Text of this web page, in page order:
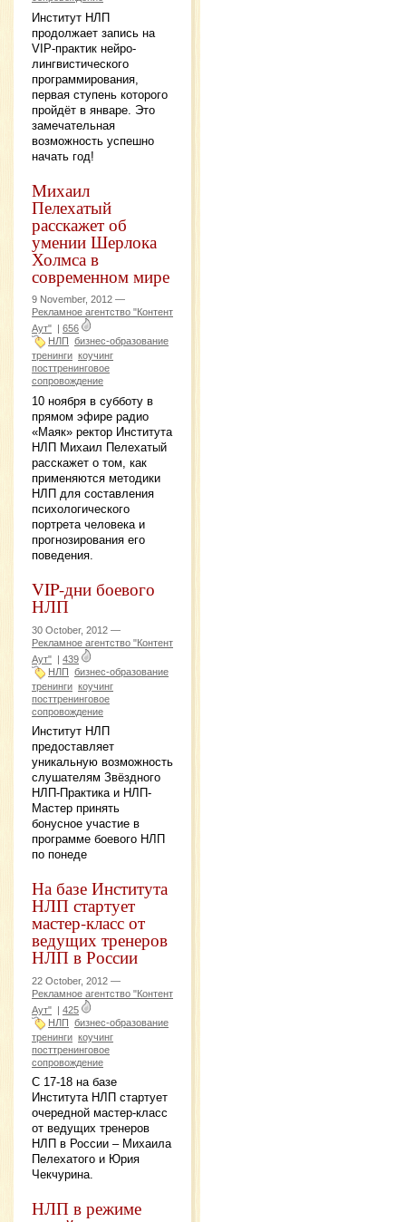
Институт НЛП
продолжает запись на
VIP-практик нейро-
лингвистического
программирования,
первая ступень которого
пройдёт в январе. Это
замечательная
возможность успешно
начать год!
Михаил
Пелехатый
расскажет об
умении Шерлока
Холмса в
современном мире
9 November, 2012 —
Рекламное агентство "Контент
Аут"
656
НЛП
бизнес-образование
тренинги коучинг
посттренинговое
сопровождение
10 ноября в субботу в
прямом эфире радио
«Маяк» ректор Института
НЛП Михаил Пелехатый
расскажет о том, как
применяются методики
НЛП для составления
психологического
портрета человека и
прогнозирования его
поведения.
VIP-дни боевого
НЛП
30 October, 2012 —
Рекламное агентство "Контент
Аут" | 439
НЛП бизнес-образование
тренинги коучинг
посттренинговое
сопровождение
Институт НЛП
предоставляет
уникальную возможность
слушателям Звёздного
НЛП-Практика и НЛП-
Мастер принять
бонусное участие в
программе боевого НЛП
по понеде
На базе Института
НЛП стартует
мастер-класс от
ведущих тренеров
НЛП в России
22 October, 2012 —
Рекламное агентство "Контент
Аут" | 425
НЛП бизнес-образование
тренинги коучинг
посттренинговое
сопровождение
С 17-18 на базе
Института НЛП стартует
очередной мастер-класс
от ведущих тренеров
НЛП в России – Михаила
Пелехатого и Юрия
Чекчурина.
НЛП в режиме